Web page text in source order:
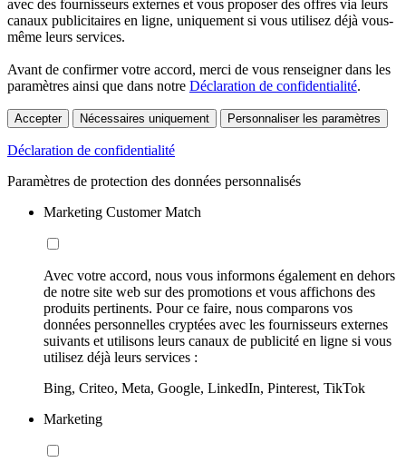
avec des fournisseurs externes et vous proposer des offres via leurs
canaux publicitaires en ligne, uniquement si vous utilisez déjà vous-
même leurs services.
Avant de confirmer votre accord, merci de vous renseigner dans les
paramètres ainsi que dans notre Déclaration de confidentialité.
Accepter Nécessaires uniquement Personnaliser les paramètres
Déclaration de confidentialité
Paramètres de protection des données personnalisés
Marketing Customer Match
Avec votre accord, nous vous informons également en dehors
de notre site web sur des promotions et vous affichons des
produits pertinents. Pour ce faire, nous comparons vos
données personnelles cryptées avec les fournisseurs externes
suivants et utilisons leurs canaux de publicité en ligne si vous
utilisez déjà leurs services :
Bing, Criteo, Meta, Google, LinkedIn, Pinterest, TikTok
Marketing